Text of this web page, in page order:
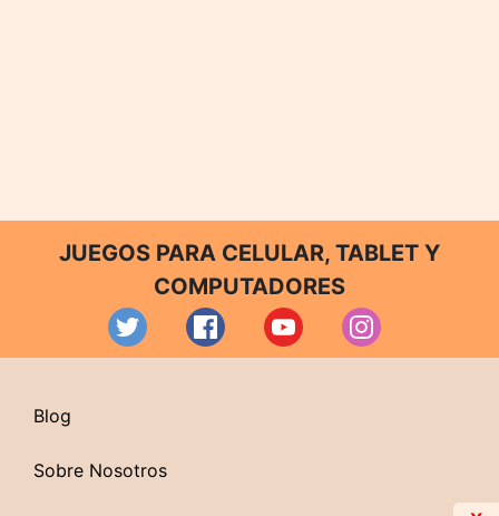
JUEGOS PARA CELULAR, TABLET Y
COMPUTADORES
Blog
Sobre Nosotros